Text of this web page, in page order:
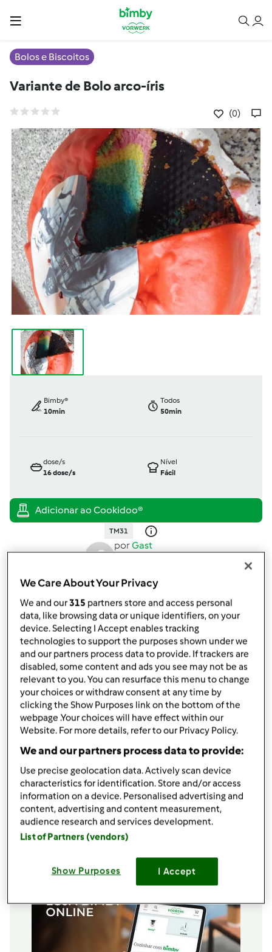
Bolos e Biscoitos
Variante de Bolo arco-íris
(0)
Bimby®
10min
Todos
50min
dose/s
16dose/s
Nível
Fácil
TM31
porGast
Adicionar às minhas coleções
Partilhar receita
Criar uma variante
Ingredientes
520g leite
750gaçúcar
6claras
900gfarinha
1colher de cháfermento
1colher de cháEssência de Framboesa
We Care About Your Privacy
We and our315 partners store and access personal
data, like browsing data or unique identifiers, on your
device. Selecting I Accept enables tracking
technologies to support the purposes shown under we
and our partners process data to provide. If trackers are
disabled, some content and ads you see may not be as
relevant to you. You can resurface this menu to change
your choices or withdraw consent at any time by
clicking the Show Purposes link on the bottom of the
webpage .Your choices will have effect within our
Website. For more details, refer to our Privacy Policy.
We and our partners process data to provide:
Use precise geolocation data. Actively scan device
characteristics for identification. Store and/or access
information on a device. Personalised advertising and
content, advertising and content measurement,
audience research and services development.
List of Partners (vendors)
Show Purposes I Accept